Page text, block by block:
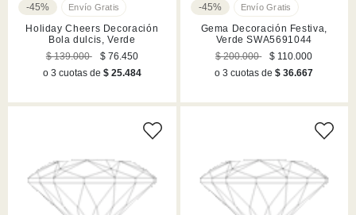
-45%
Holiday Cheers Decoración
Bola dulcis, Verde
$ 139.000
$ 76.450
o 3 cuotas de $ 25.484
-45%
Gema Decoración Festiva,
Verde SWA5691044
$ 200.000
$ 110.000
o 3 cuotas de$ 36.667